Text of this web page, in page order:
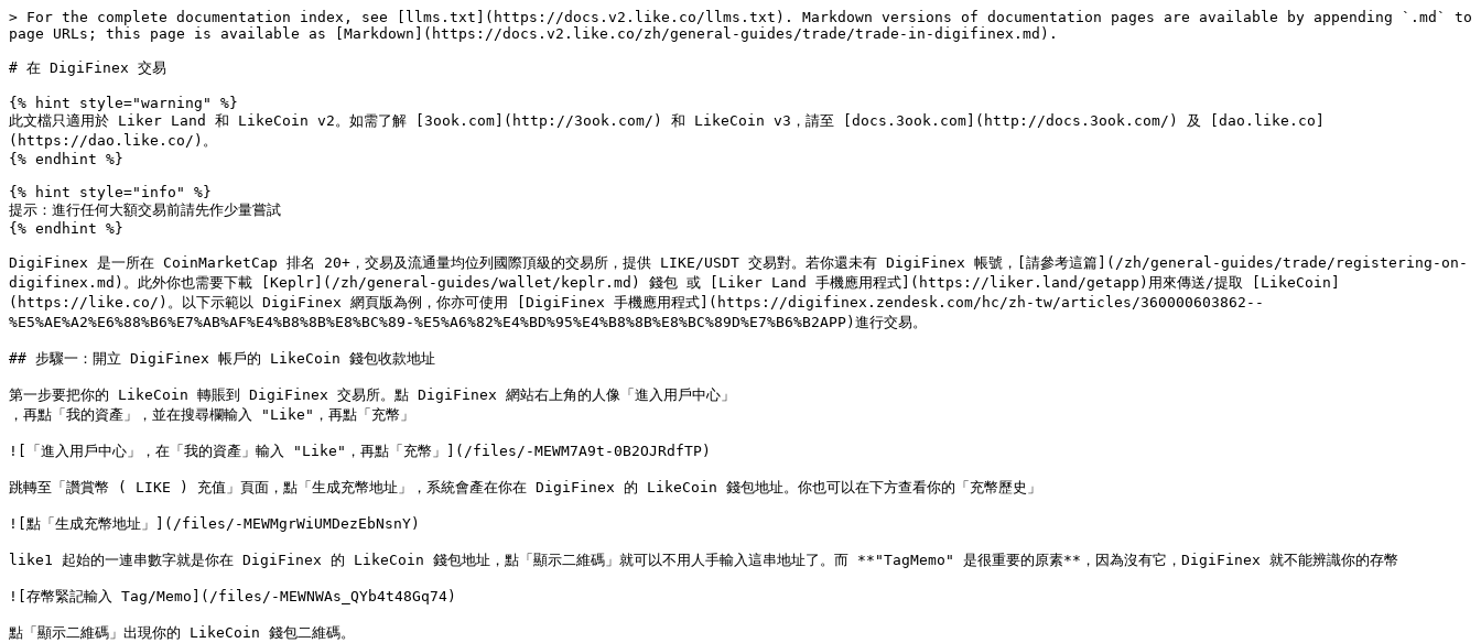
> For the complete documentation index, see [llms.txt](https://docs.v2.like.co/llms.txt). Markdown versions of documentation pages are available by appending `.md` to
page URLs; this page is available as [Markdown](https://docs.v2.like.co/zh/general-guides/trade/trade-in-digifinex.md).
# 在 DigiFinex 交易
{% hint style="warning" %}
此文檔只適用於 Liker Land 和 LikeCoin v2。如需了解 [3ook.com](http://3ook.com/) 和 LikeCoin v3，請至 [docs.3ook.com](http://docs.3ook.com/) 及 [dao.like.co]
(https://dao.like.co/)。
{% endhint %}
{% hint style="info" %}
提示：進行任何大額交易前請先作少量嘗試
{% endhint %}
DigiFinex 是一所在 CoinMarketCap 排名 20+，交易及流通量均位列國際頂級的交易所，提供 LIKE/USDT 交易對。若你還未有 DigiFinex 帳號，[請參考這篇](/zh/general-guides/trade/registering-on-
digifinex.md)。此外你也需要下載 [Keplr](/zh/general-guides/wallet/keplr.md) 錢包 或 [Liker Land 手機應用程式](https://liker.land/getapp)用來傳送/提取 [LikeCoin]
(https://like.co/)。以下示範以 DigiFinex 網頁版為例，你亦可使用 [DigiFinex 手機應用程式](https://digifinex.zendesk.com/hc/zh-tw/articles/360000603862--
%E5%AE%A2%E6%88%B6%E7%AB%AF%E4%B8%8B%E8%BC%89-%E5%A6%82%E4%BD%95%E4%B8%8B%E8%BC%89D%E7%B6%B2APP)進行交易。
## 步驟一：開立 DigiFinex 帳戶的 LikeCoin 錢包收款地址
第一步要把你的 LikeCoin 轉賬到 DigiFinex 交易所。點 DigiFinex 網站右上角的人像「進入用戶中心」
，再點「我的資產」，並在搜尋欄輸入 "Like"，再點「充幣」
![「進入用戶中心」，在「我的資產」輸入 "Like"，再點「充幣」](/files/-MEWM7A9t-0B2OJRdfTP)
跳轉至「讚賞幣 ( LIKE ) 充值」頁面，點「生成充幣地址」，系統會產在你在 DigiFinex 的 LikeCoin 錢包地址。你也可以在下方查看你的「充幣歷史」
![點「生成充幣地址」](/files/-MEWMgrWiUMDezEbNsnY)
like1 起始的一連串數字就是你在 DigiFinex 的 LikeCoin 錢包地址，點「顯示二維碼」就可以不用人手輸入這串地址了。而 **"TagMemo" 是很重要的原素**，因為沒有它，DigiFinex 就不能辨識你的存幣
![存幣緊記輸入 Tag/Memo](/files/-MEWNWAs_QYb4t48Gq74)
點「顯示二維碼」出現你的 LikeCoin 錢包二維碼。